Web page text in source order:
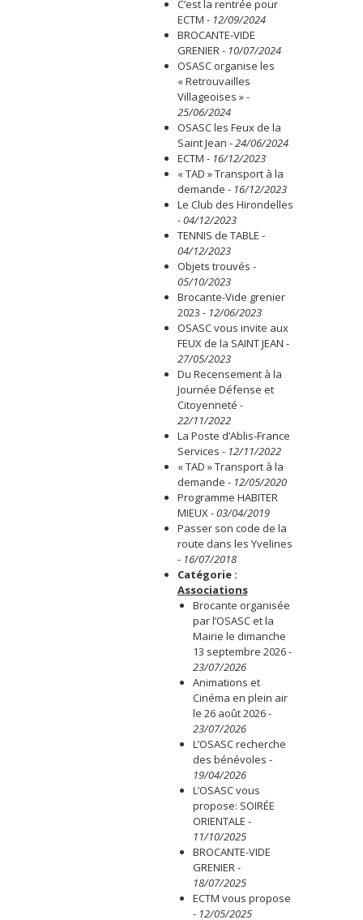
C’est la rentrée pour
ECTM - 12/09/2024
BROCANTE-VIDE
GRENIER- 10/07/2024
OSASC organise les
« Retrouvailles
Villageoises »-
25/06/2024
OSASC les Feux de la
Saint Jean -24/06/2024
ECTM - 16/12/2023
« TAD » Transport à la
demande - 16/12/2023
Le Club des Hirondelles
-04/12/2023
TENNIS de TABLE -
04/12/2023
Objets trouvés -
05/10/2023
Brocante-Vide grenier
2023 - 12/06/2023
OSASC vous invite aux
FEUX de la SAINT JEAN -
27/05/2023
Du Recensement à la
Journée Défense et
Citoyenneté -
22/11/2022
La Poste d’Ablis-France
Services - 12/11/2022
« TAD » Transport à la
demande - 12/05/2020
Programme HABITER
MIEUX-03/04/2019
Passer son code de la
route dans les Yvelines
- 16/07/2018
Catégorie :
Associations
Brocante organisée
par l’OSASC et la
Mairie le dimanche
13 septembre 2026-
23/07/2026
Animations et
Cinéma en plein air
le 26 août 2026-
23/07/2026
L’OSASC recherche
des bénévoles -
19/04/2026
L’OSASC vous
propose: SOIRÉE
ORIENTALE -
11/10/2025
BROCANTE-VIDE
GRENIER-
18/07/2025
ECTM vous propose
- 12/05/2025